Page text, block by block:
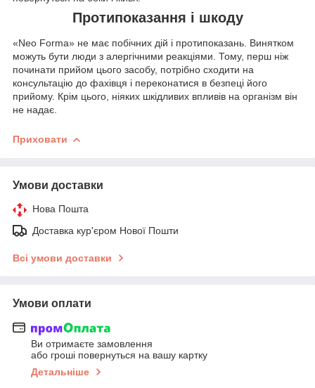
Протипоказання і шкоду
«Neo Forma» не має побічних дій і протипоказань. Винятком
можуть бути люди з алергічними реакціями. Тому, перш ніж
починати прийом цього засобу, потрібно сходити на
консультацію до фахівця і переконатися в безпеці його
прийому. Крім цього, ніяких шкідливих впливів на організм він
не надає.
Приховати
Умови доставки
Нова Пошта
Доставка кур'єром Нової Пошти
Всі умови доставки
Умови оплати
Ви отримаєте замовлення
або гроші повернуться на вашу картку
Детальніше